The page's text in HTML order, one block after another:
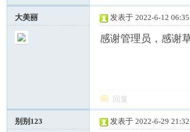
大美丽 发表于 2022-6-12
感谢管理员，感谢
回复
别别123 发表于 2022-6-29